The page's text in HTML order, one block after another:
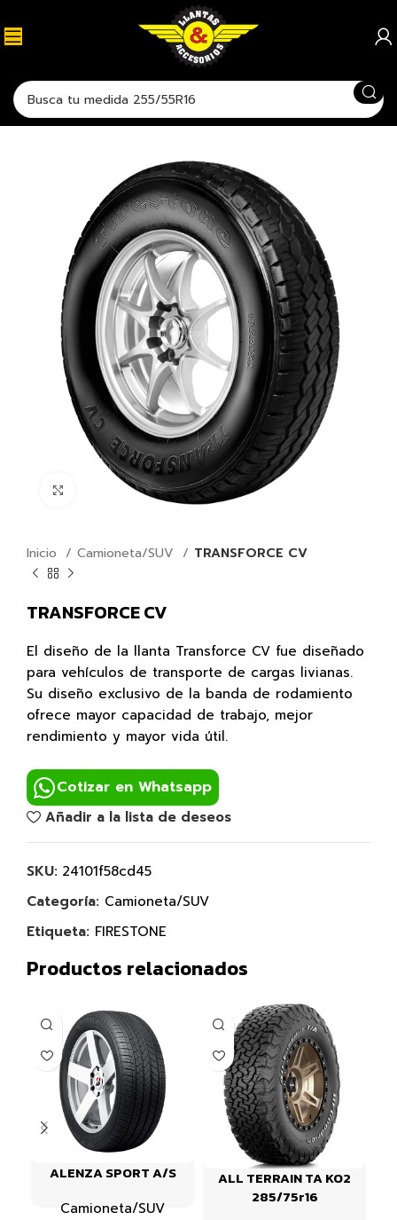
Click para agrandar
Inicio Camioneta/SUV TRANSFORCE CV
TRANSFORCE CV
El diseño de la llanta Transforce CV fue diseñado
para vehículos de transporte de cargas livianas.
Su diseño exclusivo de la banda de rodamiento
ofrece mayor capacidad de trabajo, mejor
rendimiento y mayor vida útil.
Cotizar en Whatsapp
Añadir a la lista de deseos
SKU: 24101f58cd45
Categoría: Camioneta/SUV
Etiqueta: FIRESTONE
Productos relacionados
ALENZA SPORT A/S
Camioneta/SUV
ALL TERRAIN TA KO2
285/75r16